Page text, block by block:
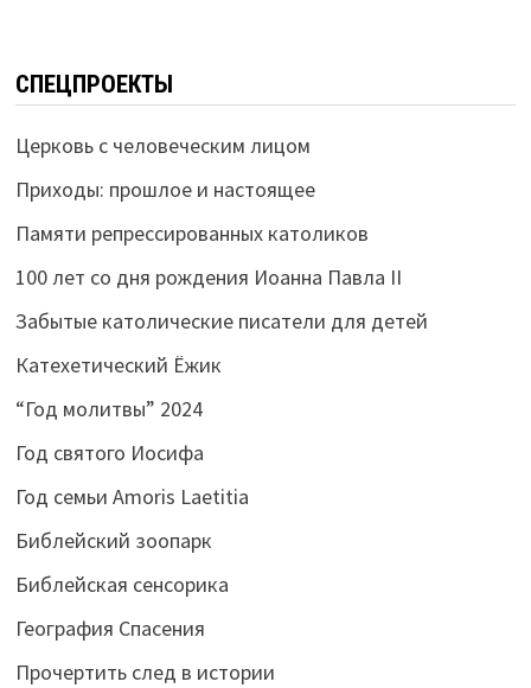
СПЕЦПРОЕКТЫ
Церковь с человеческим лицом
Приходы: прошлое и настоящее
Памяти репрессированных католиков
100 лет со дня рождения Иоанна Павла II
Забытые католические писатели для детей
Катехетический Ёжик
“Год молитвы” 2024
Год святого Иосифа
Год семьи Amoris Laetitia
Библейский зоопарк
Библейская сенсорика
География Спасения
Прочертить след в истории